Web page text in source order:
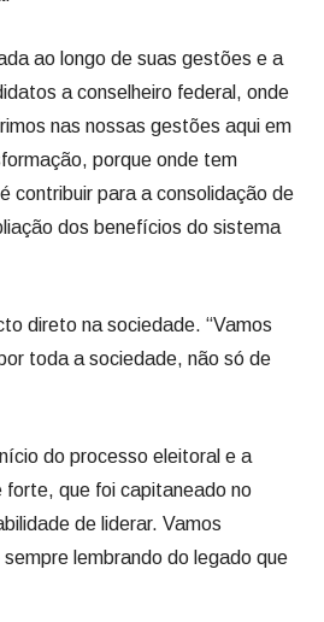
ao longo de suas gestões e a
a conselheiro federal, onde
nas nossas gestões aqui em
porque onde tem
contribuir para a consolidação de
dos benefícios do sistema
direto na sociedade. “Vamos
toda a sociedade, não só de
do processo eleitoral e a
forte, que foi capitaneado no
de liderar. Vamos
lembrando do legado que